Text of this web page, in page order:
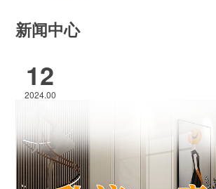
新闻中心
12
2024.00